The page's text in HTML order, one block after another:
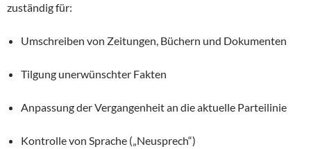
zuständig für:
Umschreiben von Zeitungen, Büchern und Dokumenten
Tilgung unerwünschter Fakten
Anpassung der Vergangenheit an die aktuelle Parteilinie
Kontrolle von Sprache („Neusprech“)